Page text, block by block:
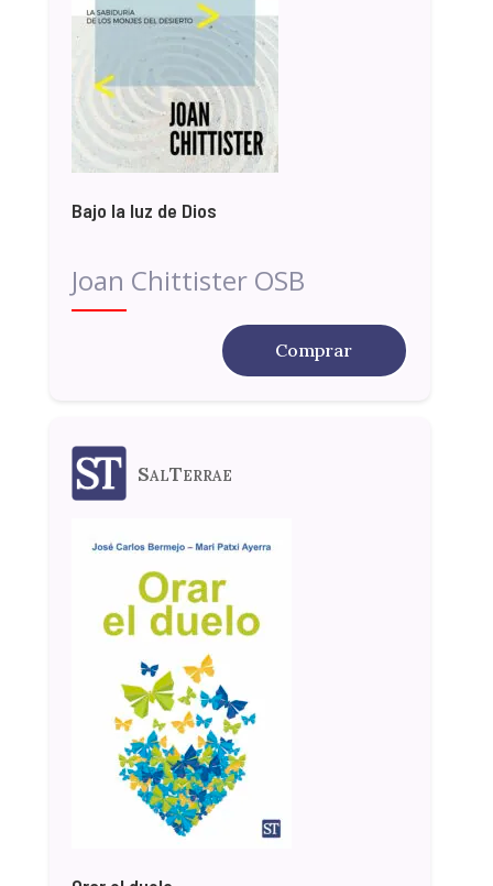
Bajo la luz de Dios
Joan Chittister OSB
Comprar
SalTerrae